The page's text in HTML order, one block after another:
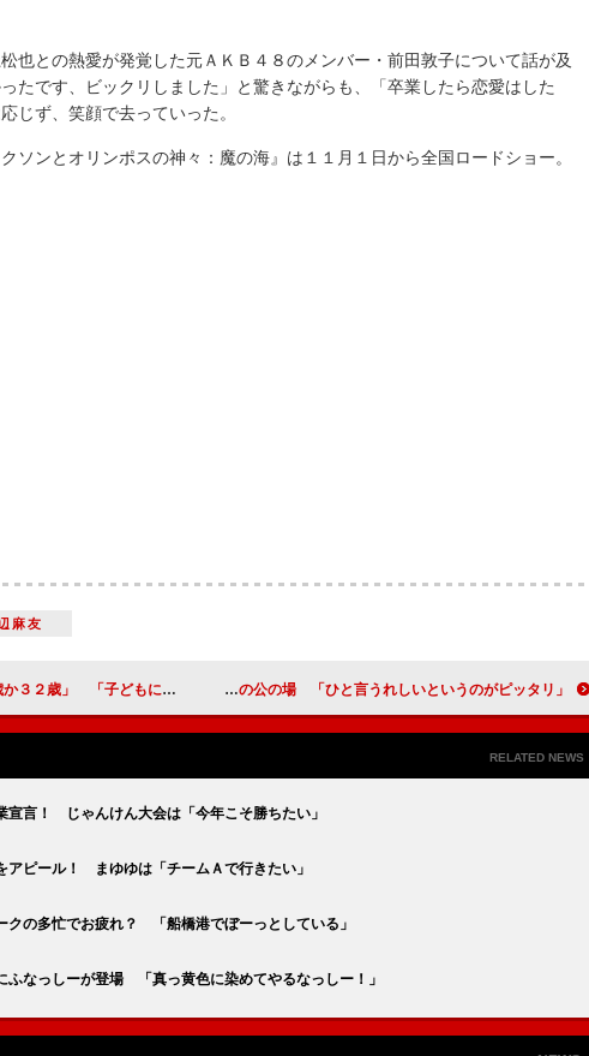
也との熱愛が発覚した元ＡＫＢ４８のメンバー・前田敦子について話が及
たです、ビックリしました」と驚きながらも、「卒業したら恋愛はした
じず、笑顔で去っていった。
ソンとオリンポスの神々：魔の海』は１１月１日から全国ロードショー。
麻友
子どもに五輪を見せてあげたい」 ガルネク千紗、結婚後初の公の場 「ひと言うれしいというのがピッタリ」
RELATED NEWS
宣言！ じゃんけん大会は「今年こそ勝ちたい」
アピール！ まゆゆは「チームＡで行きたい」
クの多忙でお疲れ？ 「船橋港でぼーっとしている」
ふなっしーが登場 「真っ黄色に染めてやるなっしー！」